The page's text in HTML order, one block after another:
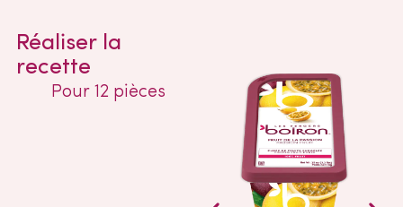
Réaliser la
recette
Pour 12 pièces